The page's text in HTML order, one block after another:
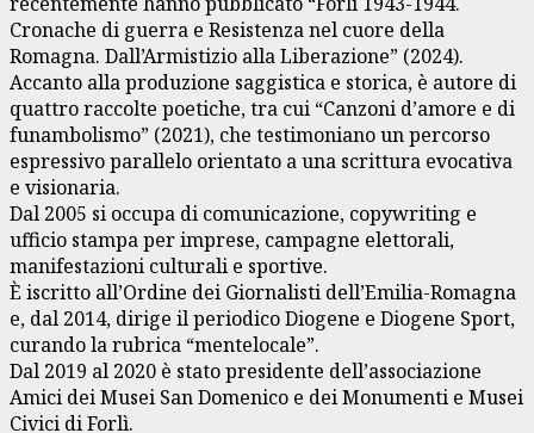
Cronache di guerra e Resistenza nel cuore della
Romagna. Dall’Armistizio alla Liberazione” (2024).
Accanto alla produzione saggistica e storica, è autore di
quattro raccolte poetiche, tra cui “Canzoni d’amore e di
funambolismo” (2021), che testimoniano un percorso
espressivo parallelo orientato a una scrittura evocativa
e visionaria.
Dal 2005 si occupa di comunicazione, copywriting e
ufficio stampa per imprese, campagne elettorali,
manifestazioni culturali e sportive.
È iscritto all’Ordine dei Giornalisti dell’Emilia-Romagna
e, dal 2014, dirige il periodico Diogene e Diogene Sport,
curando la rubrica “mentelocale”.
Dal 2019 al 2020 è stato presidente dell’associazione
Amici dei Musei San Domenico e dei Monumenti e Musei
Civici di Forlì.